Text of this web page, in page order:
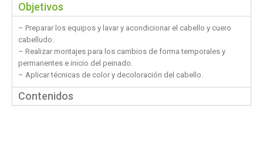
Objetivos
– Preparar los equipos y lavar y acondicionar el cabello y cuero
cabelludo.
– Realizar montajes para los cambios de forma temporales y
permanentes e inicio del peinado.
– Aplicar técnicas de color y decoloración del cabello.
Contenidos